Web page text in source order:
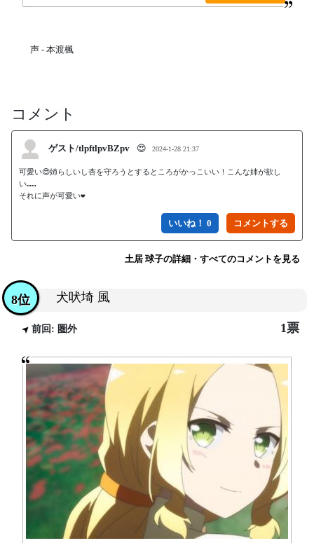
声 - 本渡楓
コメント
ゲスト/tlpftlpvBZpv 😍 2024-1-28 21:37
可愛い😍姉らしいし杏を守ろうとするところがかっこいい！こんな姉が欲し
い……
それに声が可愛い❤️
いいね！ 0
土居 球子の詳細・すべてのコメントを見る
犬吠埼 風
8位
前回: 圏外 1票